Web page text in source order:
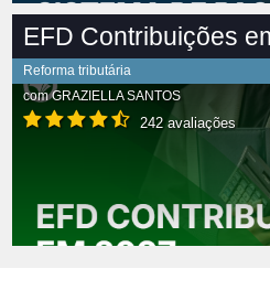
EFD Contribuições
Reforma tributária
comGRAZIELLA SANTOS
242 avaliações